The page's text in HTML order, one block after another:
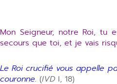
Mon Seigneur, notre Roi, tu
secours que toi, et je vais
Le Roi crucifié vous appelle
couronne. (IVD I, 18)